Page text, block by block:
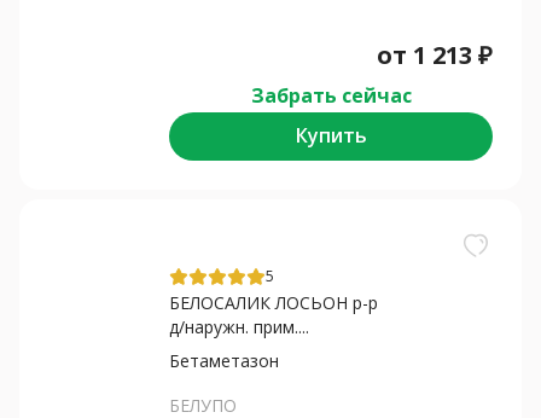
от 1 213 ₽
Забрать сейчас
Купить
5
БЕЛОСАЛИК ЛОСЬОН р-р
д/наружн. прим....
Бетаметазон
БЕЛУПО